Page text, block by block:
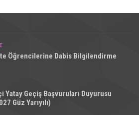
Öğrencilerine Dabis Bilgilendirme
Yatay Geçiş Başvuruları Duyurusu
Güz Yarıyılı)